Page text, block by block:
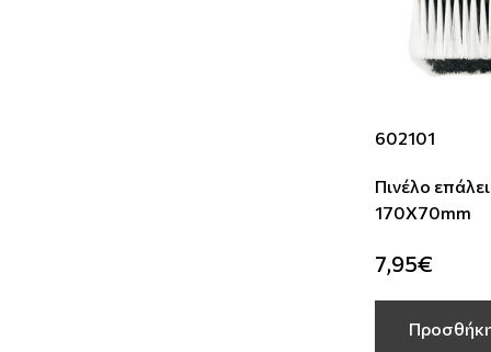
602101
Πινέλο
170Χ70mm
7,95€